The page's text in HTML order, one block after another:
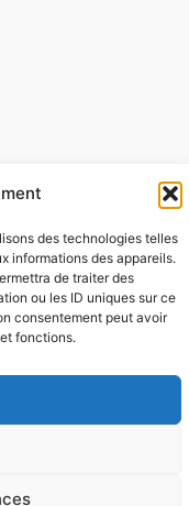
des technologies telles
informations des appareils.
de traiter des
ou les ID uniques sur ce
consentement peut avoir
fonctions.
|